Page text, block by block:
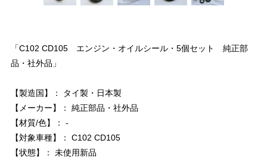
「C102 CD105 エンジン・オイルシール・5個セット 純正部
品・社外品」
【製造国】： タイ製・日本製
【メーカー】： 純正部品・社外品
【材質/色】： -
【対象車種】： C102 CD105
【状態】： 未使用新品